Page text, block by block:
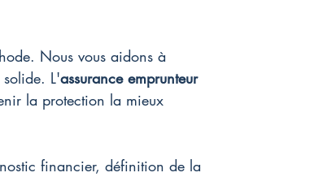
Nous vous aidons à
L'assurance emprunteur
la protection la mieux
financier, définition de la